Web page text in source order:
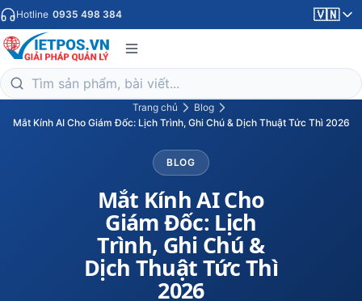
Hotline 0935 498 384 🇻🇳
Trang chủ
Blog
Mắt Kính AI Cho Giám Đốc: Lịch Trình, Ghi Chú & Dịch Thuật Tức Thì 2026
BLOG
Mắt Kính AI Cho
Giám Đốc: Lịch
Trình, Ghi Chú &
Dịch Thuật Tức Thì
2026